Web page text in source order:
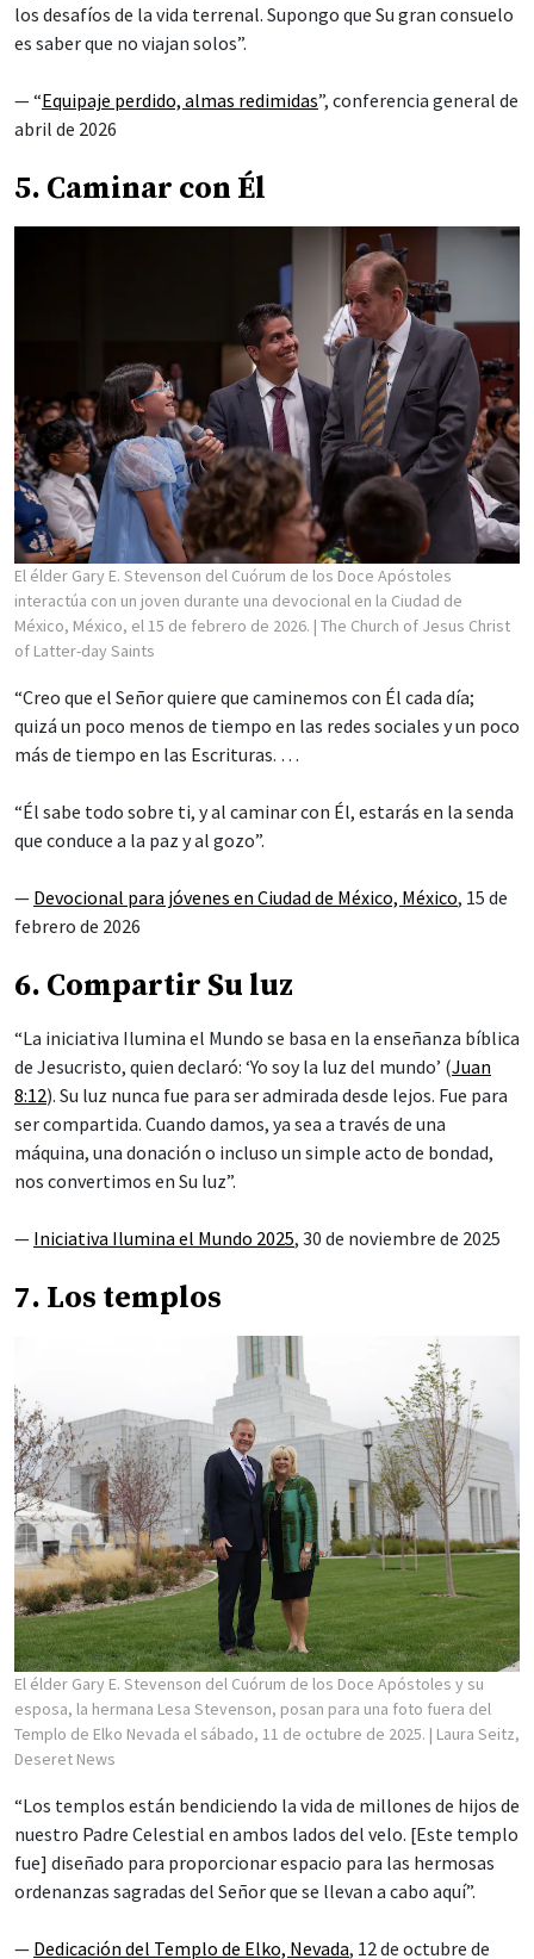
los desafíos de la vida terrenal. Supongo que Su gran consuelo
es saber que no viajan solos”.
— “Equipaje perdido, almas redimidas”, conferencia general de
abril de 2026
5. Caminar con Él
El élder Gary E. Stevenson del Cuórum de los Doce Apóstoles
interactúa con un joven durante una devocional en la Ciudad de
México, México, el 15 de febrero de 2026. | The Church of Jesus Christ
of Latter-day Saints
“Creo que el Señor quiere que caminemos con Él cada día;
quizá un poco menos de tiempo en las redes sociales y un poco
más de tiempo en las Escrituras. …
“Él sabe todo sobre ti, y al caminar con Él, estarás en la senda
que conduce a la paz y al gozo”.
— Devocional para jóvenes en Ciudad de México, México, 15 de
febrero de 2026
6. Compartir Su luz
“La iniciativa Ilumina el Mundo se basa en la enseñanza bíblica
de Jesucristo, quien declaró: ‘Yo soy la luz del mundo’ (Juan
8:12). Su luz nunca fue para ser admirada desde lejos. Fue para
ser compartida. Cuando damos, ya sea a través de una
máquina, una donación o incluso un simple acto de bondad,
nos convertimos en Su luz”.
— Iniciativa Ilumina el Mundo 2025, 30 de noviembre de 2025
7. Los templos
El élder Gary E. Stevenson del Cuórum de los Doce Apóstoles y su
esposa, la hermana Lesa Stevenson, posan para una foto fuera del
Templo de Elko Nevada el sábado, 11 de octubre de 2025. | Laura Seitz,
Deseret News
“Los templos están bendiciendo la vida de millones de hijos de
nuestro Padre Celestial en ambos lados del velo. [Este templo
fue] diseñado para proporcionar espacio para las hermosas
ordenanzas sagradas del Señor que se llevan a cabo aquí”.
— Dedicación del Templo de Elko, Nevada, 12 de octubre de